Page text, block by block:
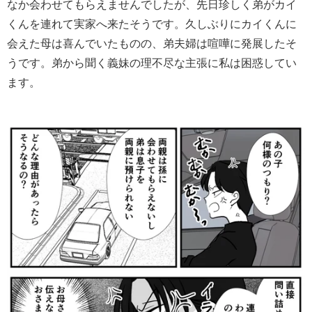
なか会わせてもらえませんでしたが、先日珍しく弟がカイ
くんを連れて実家へ来たそうです。久しぶりにカイくんに
会えた母は喜んでいたものの、弟夫婦は喧嘩に発展したそ
うです。弟から聞く義妹の理不尽な主張に私は困惑してい
ます。